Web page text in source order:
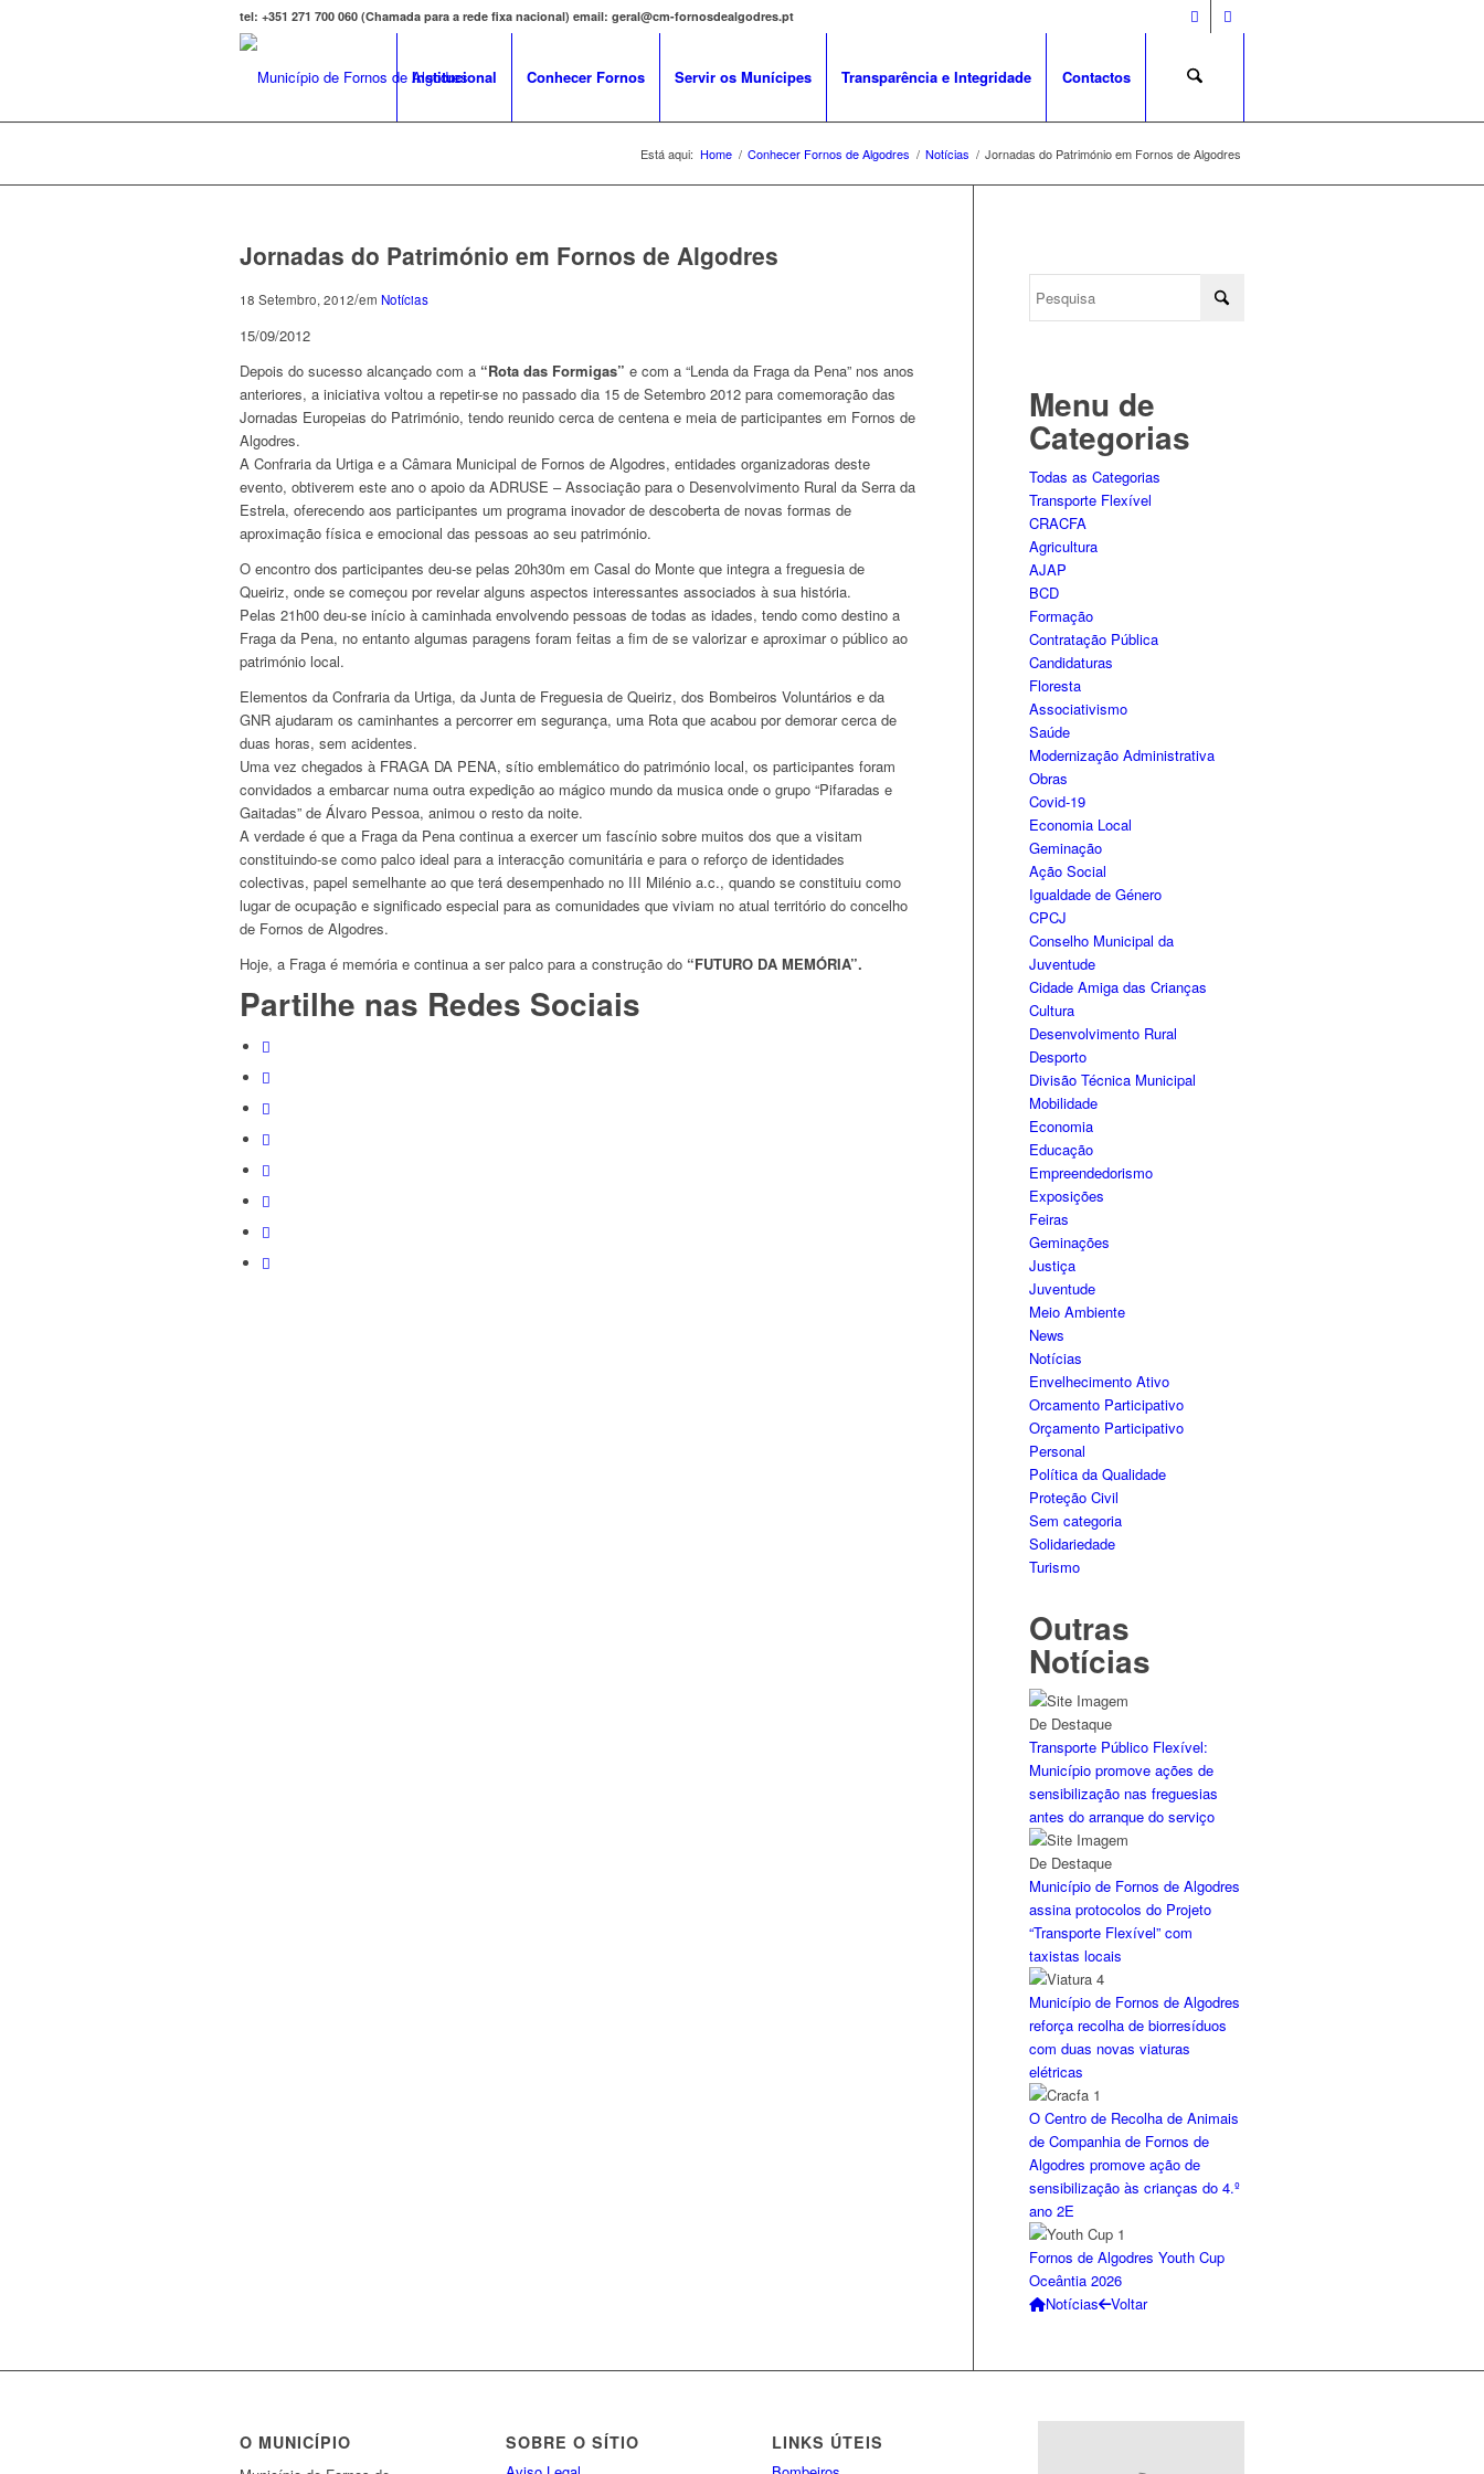
tel: +351 271 700 060 (Chamada para a rede fixa nacional) email: geral@cm-fornosdealgodres.pt
Institucional Conhecer Fornos Servir os Munícipes Transparência e Integridade Contactos
Está aqui: Home / Conhecer Fornos de Algodres / Notícias / Jornadas do Património em Fornos de Algodres
Jornadas do Património em Fornos de Algodres
18 Setembro, 2012/em Notícias
15/09/2012
Depois do sucesso alcançado com a “Rota das Formigas” e com a “Lenda da Fraga da Pena” nos anos
anteriores, a iniciativa voltou a repetir-se no passado dia 15 de Setembro 2012 para comemoração das
Jornadas Europeias do Património, tendo reunido cerca de centena e meia de participantes em Fornos de
Algodres.
A Confraria da Urtiga e a Câmara Municipal de Fornos de Algodres, entidades organizadoras deste
evento, obtiverem este ano o apoio da ADRUSE – Associação para o Desenvolvimento Rural da Serra da
Estrela, oferecendo aos participantes um programa inovador de descoberta de novas formas de
aproximação física e emocional das pessoas ao seu património.
O encontro dos participantes deu-se pelas 20h30m em Casal do Monte que integra a freguesia de
Queiriz, onde se começou por revelar alguns aspectos interessantes associados à sua história.
Pelas 21h00 deu-se início à caminhada envolvendo pessoas de todas as idades, tendo como destino a
Fraga da Pena, no entanto algumas paragens foram feitas a fim de se valorizar e aproximar o público ao
património local.
Elementos da Confraria da Urtiga, da Junta de Freguesia de Queiriz, dos Bombeiros Voluntários e da
GNR ajudaram os caminhantes a percorrer em segurança, uma Rota que acabou por demorar cerca de
duas horas, sem acidentes.
Uma vez chegados à FRAGA DA PENA, sítio emblemático do património local, os participantes foram
convidados a embarcar numa outra expedição ao mágico mundo da musica onde o grupo “Pifaradas e
Gaitadas” de Álvaro Pessoa, animou o resto da noite.
A verdade é que a Fraga da Pena continua a exercer um fascínio sobre muitos dos que a visitam
constituindo-se como palco ideal para a interacção comunitária e para o reforço de identidades
colectivas, papel semelhante ao que terá desempenhado no III Milénio a.c., quando se constituiu como
lugar de ocupação e significado especial para as comunidades que viviam no atual território do concelho
de Fornos de Algodres.
Hoje, a Fraga é memória e continua a ser palco para a construção do “FUTURO DA MEMÓRIA”.
Partilhe nas Redes Sociais
Menu de
Categorias
Todas as Categorias
Transporte Flexível
CRACFA
Agricultura
AJAP
BCD
Formação
Contratação Pública
Candidaturas
Floresta
Associativismo
Saúde
Modernização Administrativa
Obras
Covid-19
Economia Local
Geminação
Ação Social
Igualdade de Género
CPCJ
Conselho Municipal da
Juventude
Cidade Amiga das Crianças
Cultura
Desenvolvimento Rural
Desporto
Divisão Técnica Municipal
Mobilidade
Economia
Educação
Empreendedorismo
Exposições
Feiras
Geminações
Justiça
Juventude
Meio Ambiente
News
Notícias
Envelhecimento Ativo
Orcamento Participativo
Orçamento Participativo
Personal
Política da Qualidade
Proteção Civil
Sem categoria
Solidariedade
Turismo
Outras
Notícias
Transporte Público Flexível:
Município promove ações de
sensibilização nas freguesias
antes do arranque do serviço
Município de Fornos de Algodres
assina protocolos do Projeto
“Transporte Flexível” com
taxistas locais
Município de Fornos de Algodres
reforça recolha de biorresíduos
com duas novas viaturas
elétricas
O Centro de Recolha de Animais
de Companhia de Fornos de
Algodres promove ação de
sensibilização às crianças do 4.º
ano 2E
Fornos de Algodres Youth Cup
Oceântia 2026
Notícias Voltar
O MUNICÍPIO SOBRE O SÍTIO LINKS ÚTEIS